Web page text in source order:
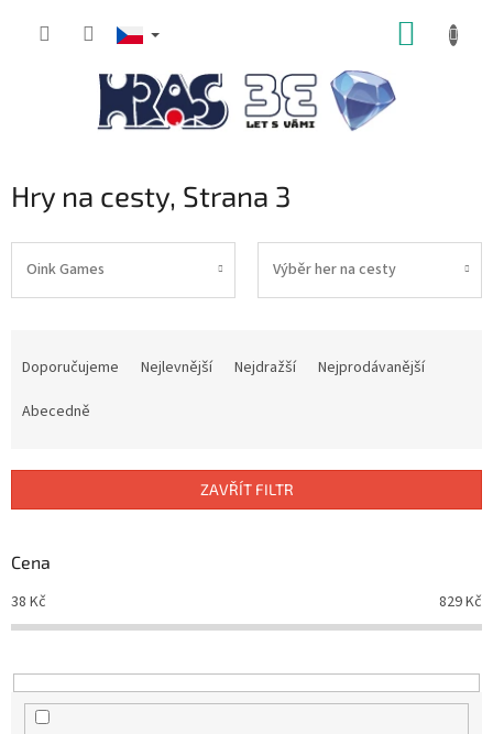
Hry na cesty, Strana 3
Oink Games Výběr her na cesty
r
d
k
t
Doporučujeme Nejlevnější Nejdražší
Nejprodávanější
Abecedně
ZAVŘÍT FILTR
Cena
38 Kč 829Kč